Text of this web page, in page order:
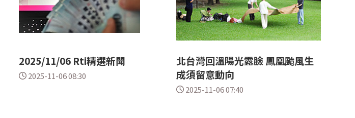
2025/11/06 Rti精選新聞
2025-11-06 08:30
北台灣回溫陽光露臉 鳳凰颱風生
成須留意動向
2025-11-06 07:40